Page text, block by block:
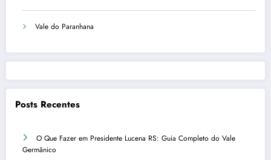
Vale do Paranhana
Posts Recentes
O Que Fazer em Presidente Lucena RS: Guia Completo do Vale
Germânico